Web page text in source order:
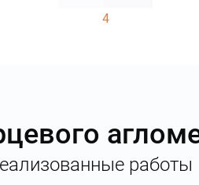
4
работы